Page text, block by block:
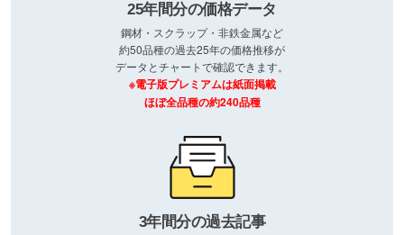
25年間分の価格データ
鋼材・スクラップ・非鉄金属など
約50品種の過去25年の価格推移が
データとチャートで確認できます。
※電子版プレミアムは紙面掲載
ほぼ全品種の約240品種
3年間分の過去記事